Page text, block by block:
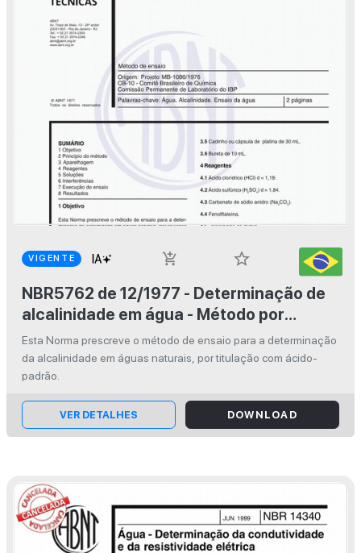
VIGENTE add_shopping_cart
star_border
NBR5762 de 12/1977 - Determinação de
alcalinidade em água - Método por
titulação direta
Esta Norma prescreve o método de ensaio para a determinação
da alcalinidade em águas naturais, por titulação com ácido-
padrão.
VER DETALHES DOWNLOAD